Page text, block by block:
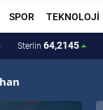
SPOR TEKNOLOJİ
Sterlin 64,2145